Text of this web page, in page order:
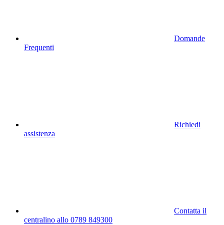
Domande
Frequenti
Richiedi
assistenza
Contatta il
centralino allo 0789 849300